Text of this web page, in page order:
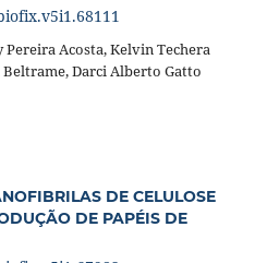
Acosta, Kelvin Techera
Darci Alberto Gatto
DE CELULOSE
DE PAPÉIS DE